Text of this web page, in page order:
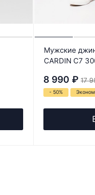
Мужские
CARDIN C7
8 990 ₽ 17
- 50%